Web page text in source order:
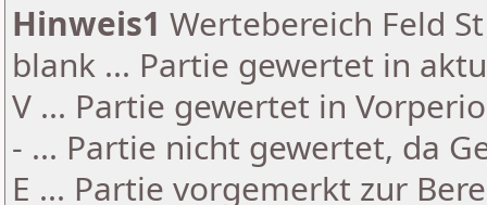
Hinweis1 Wertebereich Feld
blank ... Partie gewertet in
V ... Partie gewertet in
- ... Partie nicht gewertet, da
E ... Partie vorgemerkt zur